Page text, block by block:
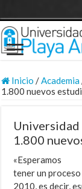
Inicio /Academia
1.800 nuevos
1.800
«Esperamos
tener un
2010, es decir,